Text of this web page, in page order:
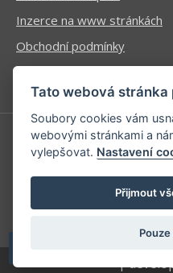
Inzerce na www stránkách
Obchodní podmínky
Ochrana osobních údajů
Příhlášení | Registrace
Kontaktní informace
Mapa stránek
|
Tato webová stránka
Soubory cookies vám
webovými stránkami a
vylepšovat. Nastavení
Přijmout